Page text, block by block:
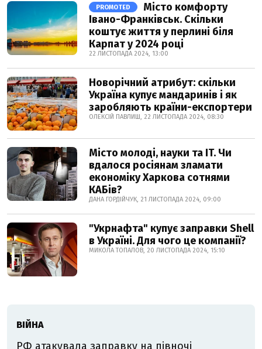
PROMOTED
Місто комфорту
Івано-Франківськ. Скільки
коштує життя у перлині біля
Карпат у 2024 році
22 ЛИСТОПАДА 2024, 13:00
Новорічний атрибут: скільки
Україна купує мандаринів і як
заробляють країни-експортери
ОЛЕКСІЙ ПАВЛИШ, 22 ЛИСТОПАДА 2024, 08:30
Місто молоді, науки та IT. Чи
вдалося росіянам зламати
економіку Харкова сотнями
КАБів?
ДАНА ГОРДІЙЧУК, 21 ЛИСТОПАДА 2024, 09:00
"Укрнафта" купує заправки Shell
в Україні. Для чого це компанії?
МИКОЛА ТОПАЛОВ, 20 ЛИСТОПАДА 2024, 15:10
ВІЙНА
РФ атакувала заправку на півночі